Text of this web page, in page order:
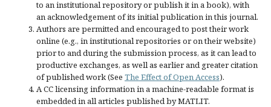
to an institutional repository or publish it in a book), with
an acknowledgement of its initial publication in this journal.
Authors are permitted and encouraged to post their work
online (e.g., in institutional repositories or on their website)
prior to and during the submission process, as it can lead to
productive exchanges, as well as earlier and greater citation
of published work (See The Effect of Open Access).
A CC licensing information in a machine-readable format is
embedded in all articles published by MATLIT.